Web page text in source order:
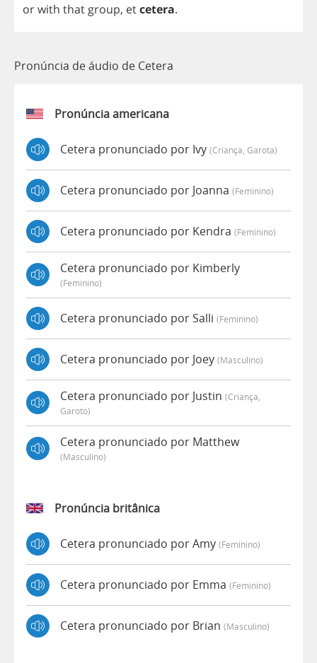
orwith that group, etcetera.
Pronúncia de áudio de Cetera
Pronúncia americana
Cetera pronunciado por Ivy (criança, Garota)
Cetera pronunciado por Joanna (feminino)
Cetera pronunciado por Kendra (feminino)
Cetera pronunciado por Kimberly
(feminino)
Cetera pronunciado por Salli (feminino)
Cetera pronunciado por Joey (masculino)
Cetera pronunciado por Justin (criança,
Garoto)
Cetera pronunciado por Matthew
(masculino)
Pronúncia britânica
Cetera pronunciado por Amy (feminino)
Cetera pronunciado por Emma (feminino)
Cetera pronunciado por Brian (masculino)